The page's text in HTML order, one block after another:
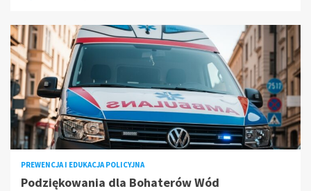
PREWENCJA I EDUKACJA POLICYJNA
Podziękowania dla Bohaterów Wód